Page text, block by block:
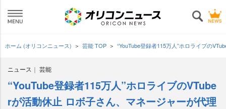
ホーム (オリコンニュース) 芸能 TOP “YouTube登録者115万人”ホロライブの
ニュース 芸能
“YouTube登録者115万人”ホロライブのVTube
rが活動休止 ロボ子さん、マネージャーが代理